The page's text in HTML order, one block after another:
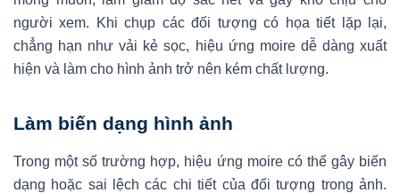
người xem. Khi chụp các đối tượng có họa tiết lặp lại,
chẳng hạn như vải kẻ sọc, hiệu ứng moire dễ dàng xuất
hiện và làm cho hình ảnh trở nên kém chất lượng.
Làm biến dạng hình ảnh
Trong một số trường hợp, hiệu ứng moire có thể gây biến
dạng hoặc sai lệch các chi tiết của đối tượng trong ảnh.